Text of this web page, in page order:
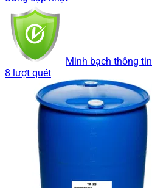
Minh bạch thông tin
8 lượt quét